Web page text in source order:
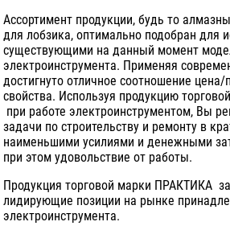
Ассортимент продукции, будь то
для лобзика, оптимально подобран для
существующими на данный момент
электроинструмента. Применяя
достигнуто отличное соотношение цена/
свойства. Используя продукцию
при работе электроинструментом, Вы
задачи по строительству и ремонту в
наименьшими усилиями и денежными
при этом удовольствие от работы.
Продукция торговой марки ПРАКТИКА
лидирующие позиции на рынке
электроинструмента.